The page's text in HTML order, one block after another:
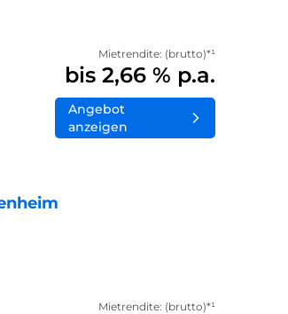
Mietrendite: (brutto)*¹
bis 2,66 % p.a.
Angebot
anzeigen
Mietrendite: (brutto)*¹